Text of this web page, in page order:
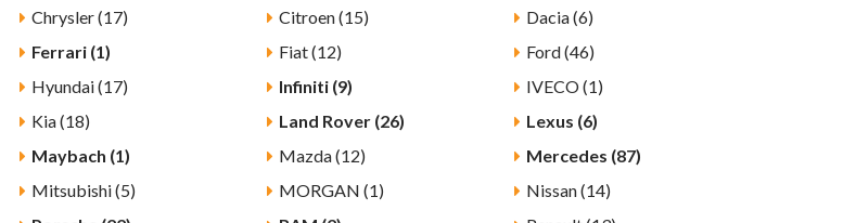
Chrysler (17) Citroen (15)
Dacia (6)
Ferrari (1) Fiat (12)
Ford (46)
Hyundai (17) Infiniti (9)
IVECO (1)
Kia (18) Land Rover (26)
Lexus (6)
Maybach (1) Mazda (12)
Mercedes (87)
Mitsubishi (5) MORGAN (1)
Nissan (14)